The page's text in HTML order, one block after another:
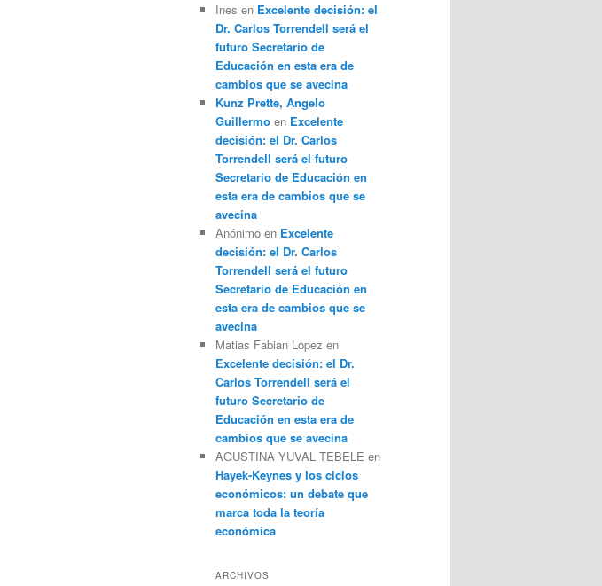
Ines en Excelente decisión: el
Dr. Carlos Torrendell será el
futuro Secretario de
Educación en esta era de
cambios que se avecina
Kunz Prette, Angelo
Guillermo en Excelente
decisión: el Dr. Carlos
Torrendell será el futuro
Secretario de Educación en
esta era de cambios que se
avecina
Anónimo en Excelente
decisión: el Dr. Carlos
Torrendell será el futuro
Secretario de Educación en
esta era de cambios que se
avecina
Matias Fabian Lopez en
Excelente decisión: el Dr.
Carlos Torrendell será el
futuro Secretario de
Educación en esta era de
cambios que se avecina
AGUSTINA YUVAL TEBELE en
Hayek-Keynes y los ciclos
económicos: un debate que
marca toda la teoría
económica
ARCHIVOS